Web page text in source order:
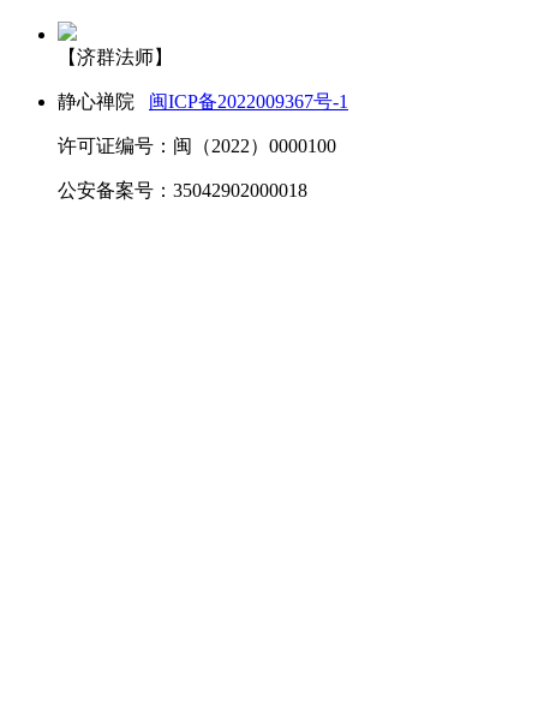
【济群法师】
静心禅院 闽ICP备2022009367号-1
许可证编号：闽（2022）0000100
公安备案号：35042902000018